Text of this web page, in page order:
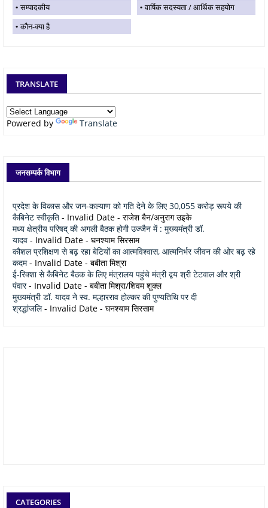
सम्पादकीय
वार्षिक सदस्यता / आर्थिक सहयोग
कौन-क्या है
TRANSLATE
Powered by Translate
जनसम्पर्क विभाग
प्रदेश के विकास और जन-कल्याण को गति देने के लिए 30,055 करोड़ रूपये की
कैबिनेट स्वीकृति - Invalid Date - राजेश बैन/अनुराग उइके
मध्य क्षेत्रीय परिषद् की अगली बैठक होगी उज्जैन में : मुख्यमंत्री डॉ.
यादव - Invalid Date - घनश्याम सिरसाम
कौशल प्रशिक्षण से बढ़ रहा बेटियों का आत्मविश्वास, आत्मनिर्भर जीवन की ओर बढ़ रहे
कदम- Invalid Date - बबीता मिश्रा
ई-रिक्शा से कैबिनेट बैठक के लिए मंत्रालय पहुंचे मंत्री द्वय श्री टेटवाल और श्री
पंवार- Invalid Date - बबीता मिश्रा/शिवम शुक्ल
मुख्यमंत्री डॉ. यादव ने स्व. मल्हारराव होल्कर की पुण्यतिथि पर दी
श्रद्धांजलि- Invalid Date - घनश्याम सिरसाम
CATEGORIES